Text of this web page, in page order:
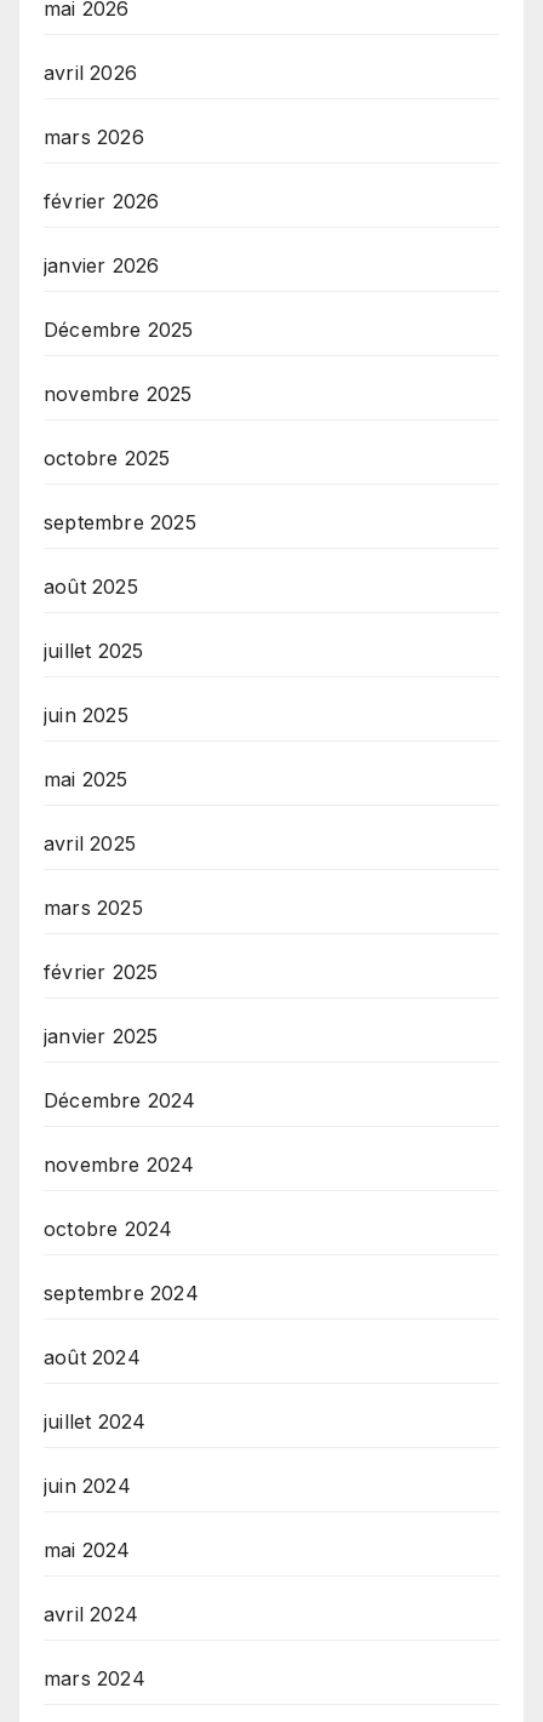
mai 2026
avril 2026
mars 2026
février 2026
janvier 2026
Décembre 2025
novembre 2025
octobre 2025
septembre 2025
août 2025
juillet 2025
juin 2025
mai 2025
avril 2025
mars 2025
février 2025
janvier 2025
Décembre 2024
novembre 2024
octobre 2024
septembre 2024
août 2024
juillet 2024
juin 2024
mai 2024
avril 2024
mars 2024